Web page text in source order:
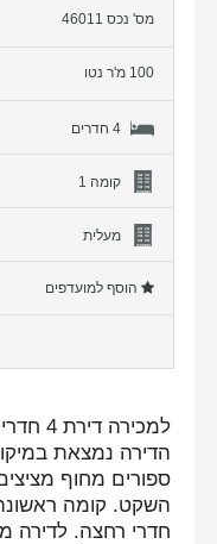
מס' נכס 46011
100 מ'ר נטו
4 חדרים
קומה 1
מעלית
הוסף למועדפים
הדירה נמצאת
ספורים מחוף מציצים
חדרי רחצה. לדירה